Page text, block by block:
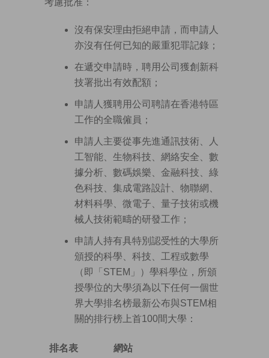
沒有保安理由拒絕申請，而申請人
亦沒有任何已知的嚴重犯罪記錄；
在遞交申請時，聘用公司獲創新科
技署批出有效配額；
申請人獲聘用公司聘請在香港特區
工作的全職僱員；
申請人主要從事先進通訊技術、人
工智能、生物科技、網絡安全、數
據分析、數碼娛樂、金融科技、綠
色科技、集成電路設計、物聯網、
材料科學、微電子、量子技術或機
械人技術範疇的研發工作；
申請人持有具特別認受性的大學所
頒授的科學、科技、工程或數學
（即「STEM」）學科學位，所頒
授學位的大學須為以下任何一個世
界大學排名榜最新公布與STEM相
關的排行榜上首100間大學：
排名表 網站